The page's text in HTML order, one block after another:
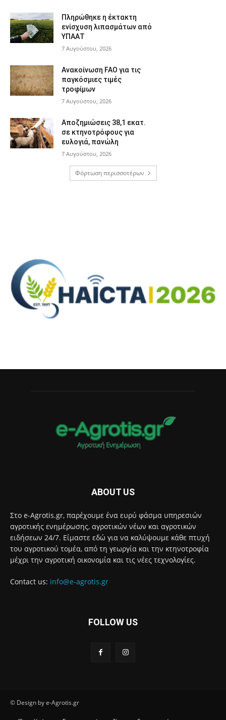
Πληρώθηκε η έκτακτη
ενίσχυση λιπασμάτων από
ΥΠΑΑΤ
7 Αυγούστου, 2026
Ανακοίνωση FAO για τις
παγκόσμιες τιμές
τροφίμων
7 Αυγούστου, 2026
Αποζημιώσεις 38,1 εκατ.
σε κτηνοτρόφους για
ευλογιά, πανώλη
7 Αυγούστου, 2026
Φόρτωση περισσοτέρων
ABOUT US
Στο e-Agrotis.gr, παρέχουμε ένα ευρύ φάσμα υπηρεσιών
αγροτικής ενημέρωσης, αγροτικών νέων και αγροτικών
ειδήσεων 24/7. Είμαστε εδώ για να καλύψουμε κάθε πτυχή
του αγροτικού τομέα, από τη γεωργία και την κτηνοτροφία
μέχρι την αγροτική οικονομία και τις νέες τεχνολογίες.
Contact us: info@e-agrotis.gr
FOLLOW US
© Design by e-Agrotis.gr